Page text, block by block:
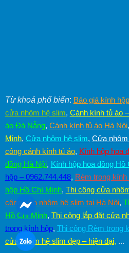
Từ khoá phổ biến: Báo giá kính
cửa nhôm hệ slim, Cánh kính tủ áo
áo Đà Nẵng, Cánh kính tủ áo Hà Nội,
Minh, Cửa nhôm hệ slim, Cửa nhôm
công cánh kính tủ áo, Kính hộp hoa
đồng Hà Nội, Kính hộp hoa đồng Hồ
hộp – 0962.744.448, Rèm trong kính
hộp Hồ Chí Minh, Thi công cửa
công cửa nhôm hệ slim tại Hà Nội,
Hồ Chí Minh, Thi công lắp đặt cửa
trong kính hộp, Thi công Rèm trong
cửa nhôm hệ slim đẹp – hiện đại, ...